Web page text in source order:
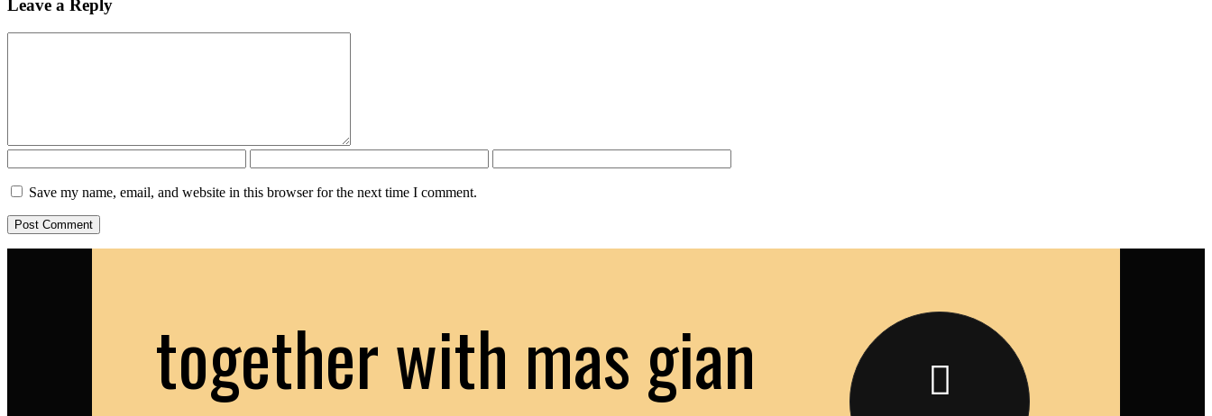
Leave a Reply
Save my name, email, and website in this browser for the next time I comment.
together with mas gian